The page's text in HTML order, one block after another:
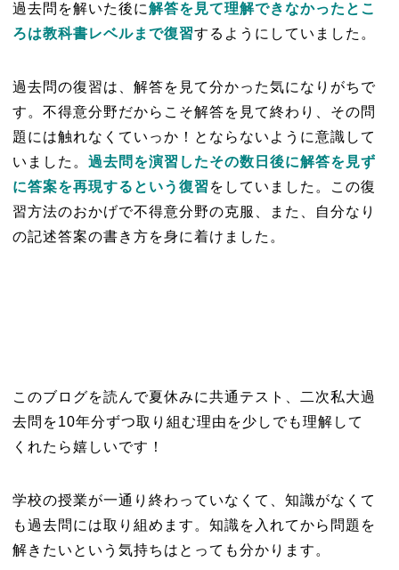
過去問を解いた後に解答を見て理解できなかったとこ
ろは教科書レベルまで復習するようにしていました。
過去問の復習は、解答を見て分かった気になりがちで
す。不得意分野だからこそ解答を見て終わり、その問
題には触れなくていっか！とならないように意識して
いました。 過去問を演習したその数日後に解答を見ず
に答案を再現するという復習 をしていました。この復
習方法のおかげで不得意分野の克服、また、自分なり
の記述答案の書き方を身に着けました。
このブログを読んで夏休みに共通テスト、二次私大過
去問を10年分ずつ取り組む理由を少しでも理解して
くれたら嬉しいです！
学校の授業が一通り終わっていなくて、知識がなくて
も過去問には取り組めます。知識を入れてから問題を
解きたいという気持ちはとっても分かります。